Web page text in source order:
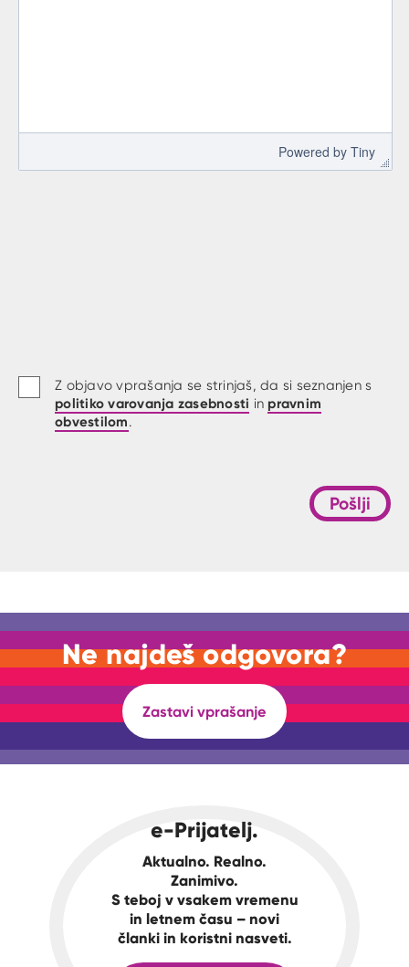
Powered by Tiny
Z objavo vprašanja se strinjaš, da si seznanjen s
politiko varovanja zasebnosti in pravnim
obvestilom.
Pošlji
Ne najdeš odgovora?
Zastavi vprašanje
e-Prijatelj.
Aktualno. Realno.
Zanimivo.
S teboj v vsakem vremenu
in letnem času – novi
članki in koristni nasveti.